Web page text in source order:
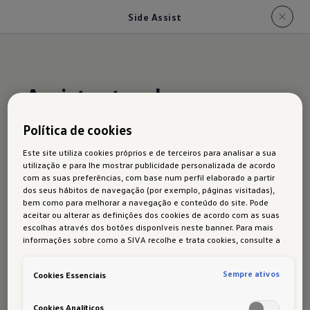
Side Assist
Assistentes de
manutenção e de
mudança da faixa de
rodagem
A primeira imagem apresenta o ID.5 como
exemplo.
assistente de mudança da faixa de rodagem
Política de cookies
Este site utiliza cookies próprios e de terceiros para analisar a sua
utilização e para lhe mostrar publicidade personalizada de acordo
com as suas preferências, com base num perfil elaborado a partir
dos seus hábitos de navegação (por exemplo, páginas visitadas),
bem como para melhorar a navegação e conteúdo do site. Pode
aceitar ou alterar as definições dos cookies de acordo com as suas
escolhas através dos botões disponíveis neste banner. Para mais
informações sobre como a SIVA recolhe e trata cookies, consulte a
Cookies Essenciais Sempre ativos
Cookies Analíticos